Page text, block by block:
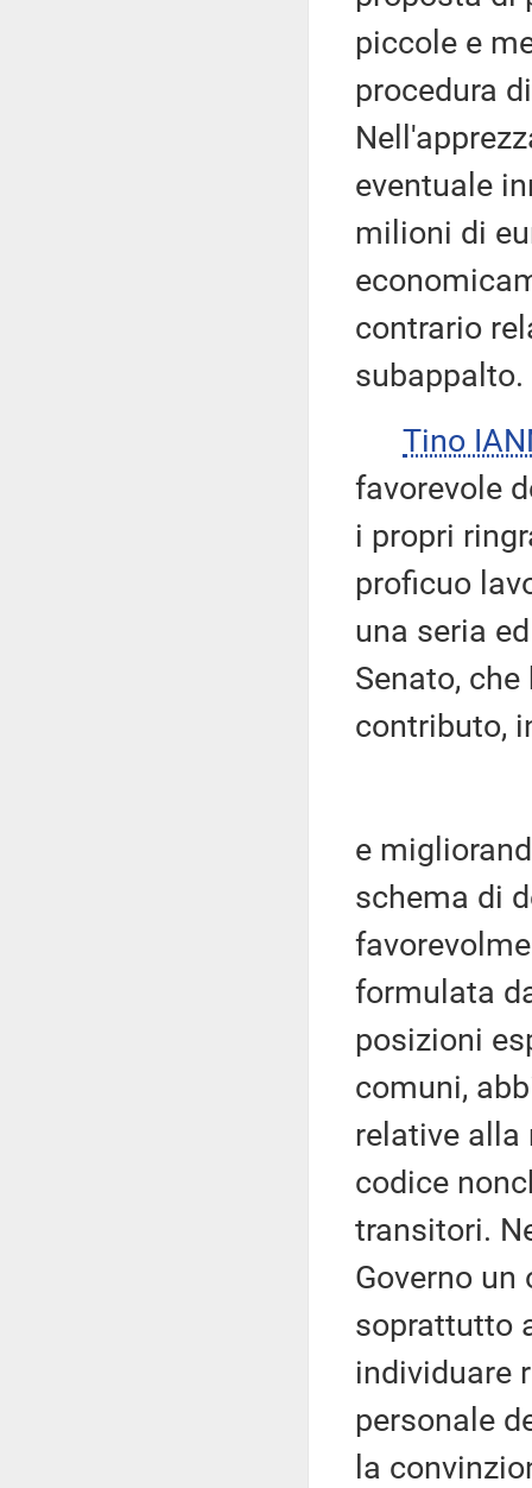
piccole e
procedura
eventuale
milioni di
contrario
subappalto.
Tino
favorevole
i propri
proficuo
una seria
Senato,
contributo,
e
schema di
formulata
posizioni
comuni,
relative alla
codice
transitori.
Governo
soprattutto
individuare
personale
la